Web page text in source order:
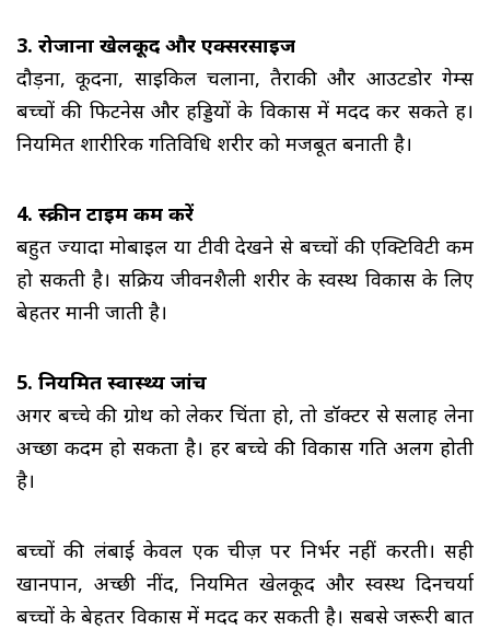
3. रोजाना खेलकूद और एक्सरसाइज
दौड़ना, कूदना, साइकिल चलाना, तैराकी और आउटडोर गेम्स
बच्चों की फिटनेस और हड्डियों के विकास में मदद कर सकते हैं।
नियमित शारीरिक गतिविधि शरीर को मजबूत बनाती है।
4. स्क्रीन टाइम कम करें
बहुत ज्यादा मोबाइल या टीवी देखने से बच्चों की एक्टिविटी कम
हो सकती है। सक्रिय जीवनशैली शरीर के स्वस्थ विकास के लिए
बेहतर मानी जाती है।
5. नियमित स्वास्थ्य जांच
अगर बच्चे की ग्रोथ को लेकर चिंता हो, तो डॉक्टर से सलाह लेना
अच्छा कदम हो सकता है। हर बच्चे की विकास गति अलग होती
है।
बच्चों की लंबाई केवल एक चीज़ पर निर्भर नहीं करती। सही
खानपान, अच्छी नींद, नियमित खेलकूद और स्वस्थ दिनचर्या
बच्चों के बेहतर विकास में मदद कर सकती है। सबसे जरूरी बात